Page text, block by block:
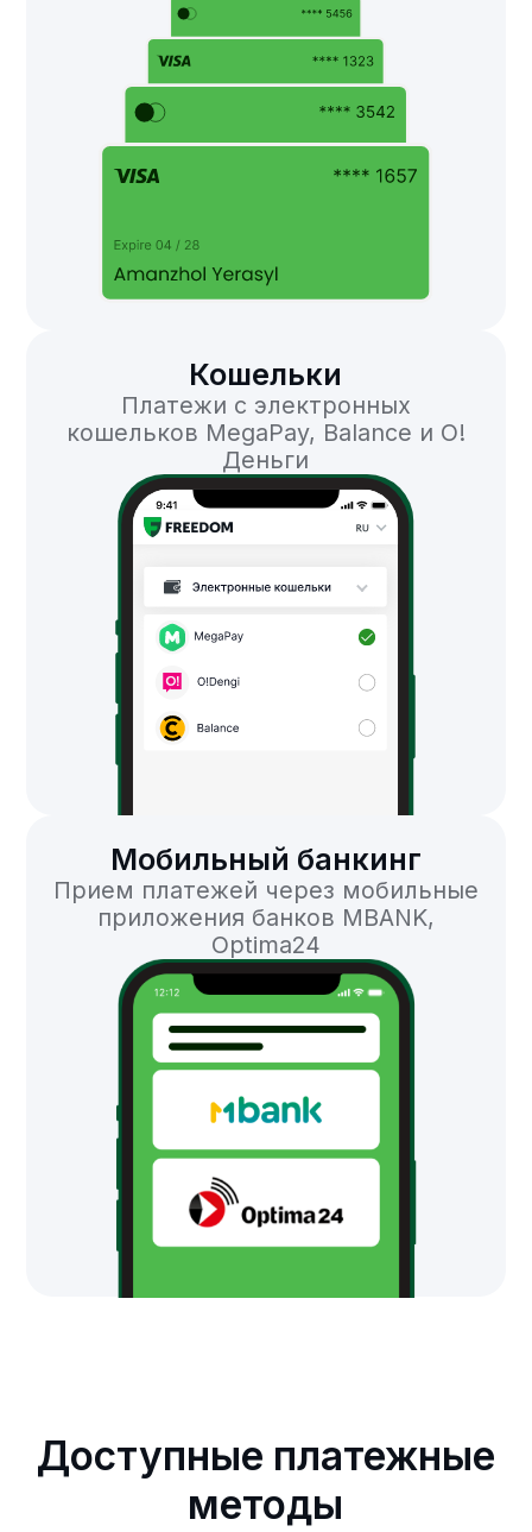
Мобильный банкинг
приложения банков MBANK,
методы
Электронные
кошельки
Мобильный банкинг
QR-платежи
Шаги подключения
Доступ в личный кабинет
в полноценный личный кабинет